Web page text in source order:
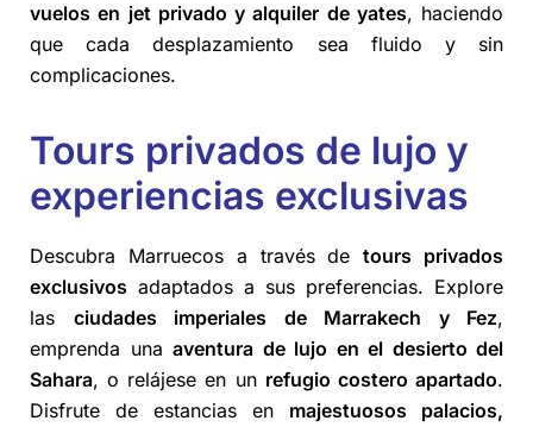
vuelos en jet privado y alquiler de yates, haciendo
que cada desplazamiento sea fluido y sin
complicaciones.
Tours privados de lujo y
experiencias exclusivas
Descubra Marruecos a través detours privados
exclusivos adaptados a sus preferencias. Explore
las ciudades imperiales de Marrakech y Fez,
emprenda una aventura de lujo en el desierto del
Sahara, o relájese en un refugio costero apartado.
Disfrute de estancias en majestuosos palacios,